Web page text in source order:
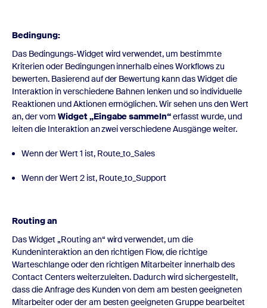
Bedingung:
Das Bedingungs-Widget wird verwendet, um bestimmte
Kriterien oder Bedingungen innerhalb eines Workflows zu
bewerten. Basierend auf der Bewertung kann das Widget die
Interaktion in verschiedene Bahnen lenken und so individuelle
Reaktionen und Aktionen ermöglichen. Wir sehen uns den Wert
an, der vom Widget „Eingabe sammeln“erfasst wurde, und
leiten die Interaktion an zwei verschiedene Ausgänge weiter.
Wenn der Wert 1 ist, Route_to_Sales
Wenn der Wert 2 ist, Route_to_Support
Routing an
Das Widget „Routing an“ wird verwendet, um die
Kundeninteraktion an den richtigen Flow, die richtige
Warteschlange oder den richtigen Mitarbeiter innerhalb des
Contact Centers weiterzuleiten. Dadurch wird sichergestellt,
dass die Anfrage des Kunden von dem am besten geeigneten
Mitarbeiter oder der am besten geeigneten Gruppe bearbeitet